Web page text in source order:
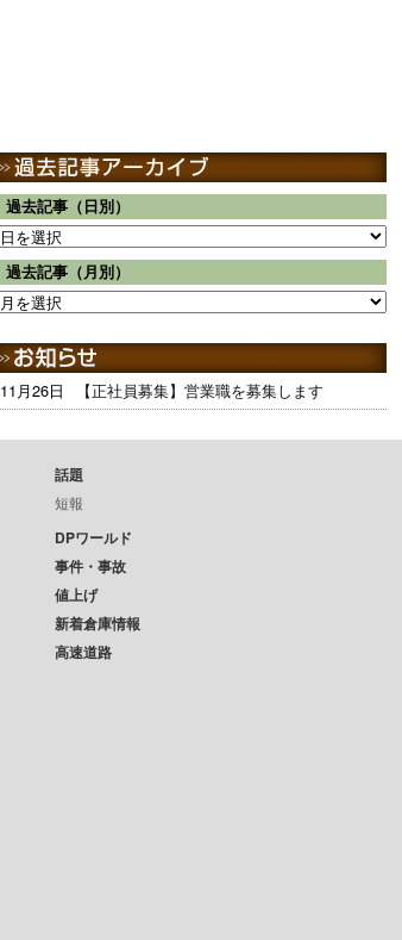
過去記事（日別）
過去記事（月別）
11月26日 【正社員募集】営業職を募集します
話題
短報
DPワールド
事件・事故
値上げ
新着倉庫情報
高速道路